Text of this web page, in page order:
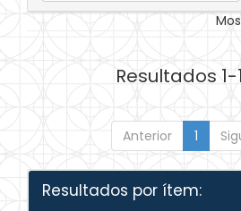
Resultados 1-
Anterior 1
Resultados por ítem: